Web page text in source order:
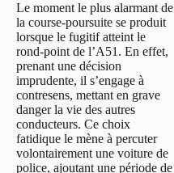
Le moment le plus alarmant de
la course-poursuite se produit
lorsque le fugitif atteint le
rond-point de l’A51. En effet,
prenant une décision
imprudente, il s’engage à
contresens, mettant en grave
danger la vie des autres
conducteurs. Ce choix
fatidique le mène à percuter
volontairement une voiture de
police, ajoutant une période de